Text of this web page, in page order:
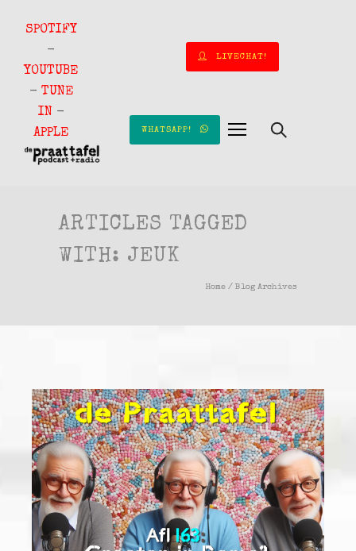
SPOTIFY
-
YOUTUBE
- TUNE
IN -
APPLE
LIVECHAT!
WHATSAPP!
ARTICLES TAGGED
WITH: JEUK
Home / Blog Archives